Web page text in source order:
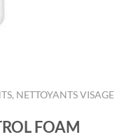
NETTOYANTS VISAGE
FOAM